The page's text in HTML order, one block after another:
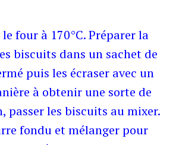
four à 170°C. Préparer la
biscuits dans un sachet de
puis les écraser avec un
à obtenir une sorte de
passer les biscuits au mixer.
fondu et mélanger pour